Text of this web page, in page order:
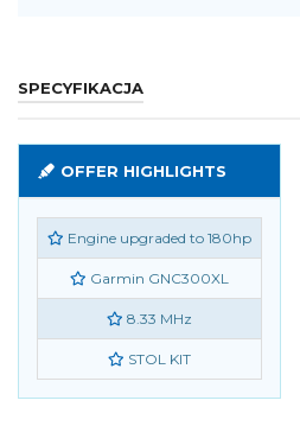
SPECYFIKACJA
OFFER HIGHLIGHTS
Engine upgraded to 180hp
Garmin GNC300XL
8.33 MHz
STOL KIT